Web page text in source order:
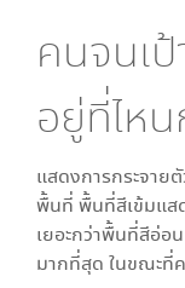
คนจนเ
อยู่ที่ไห
แสดงการกระจาย
พื้นที่ พื้นที่สีเข้มแส
เยอะกว่าพื้นที่สีอ่อ
มากที่สุด ในขณะที่